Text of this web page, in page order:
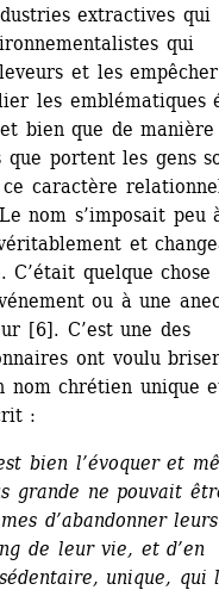
extractives qui
qui
et les
les emblématiques
bien que de
que portent les gens
caractère
nom s’imposait peu
et
quelque chose
ou à une
[6]. C’est une des
ont voulu
nom chrétien unique
:
bien l’évoquer et
grande ne pouvait
d’abandonner leurs
de leur vie, et d’en
unique, qui